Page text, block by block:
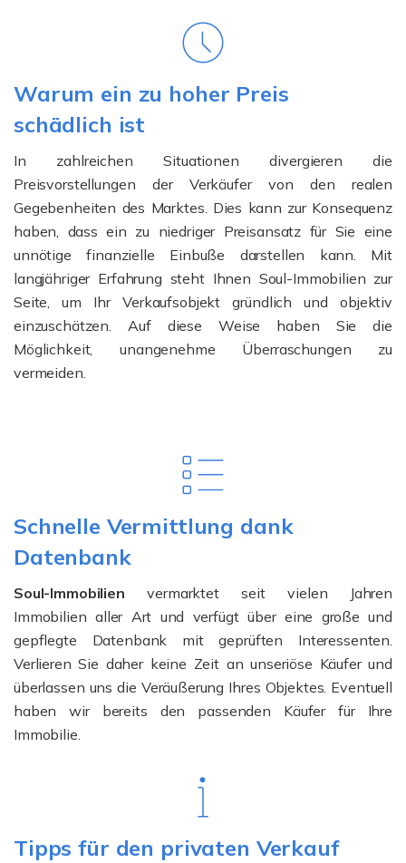
Warum ein zu hoher Preis
schädlich ist
In zahlreichen Situationen divergieren die
Preisvorstellungen der Verkäufer von den realen
Gegebenheiten des Marktes. Dies kann zur Konsequenz
haben, dass ein zu niedriger Preisansatz für Sie eine
unnötige finanzielle Einbuße darstellen kann. Mit
langjähriger Erfahrung steht Ihnen Soul-Immobilien zur
Seite, um Ihr Verkaufsobjekt gründlich und objektiv
einzuschätzen. Auf diese Weise haben Sie die
Möglichkeit, unangenehme Überraschungen zu
vermeiden.
Schnelle Vermittlung dank
Datenbank
Soul-Immobilien vermarktet seit vielen Jahren
Immobilien aller Art und verfügt über eine große und
gepflegte Datenbank mit geprüften Interessenten.
Verlieren Sie daher keine Zeit an unseriöse Käufer und
überlassen uns die Veräußerung Ihres Objektes. Eventuell
haben wir bereits den passenden Käufer für Ihre
Immobilie.
Tipps für den privaten Verkauf